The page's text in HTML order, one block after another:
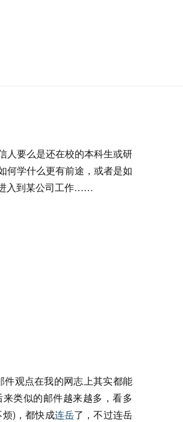
人要么是还在校的本科生或研
何学什么更有前途，或者是如
入到某公司工作……
观点在我的网志上其实都能
类似的邮件越来越多，看多
)，都快成连岳了，不过连岳